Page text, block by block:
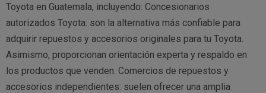
Toyota en Guatemala, incluyendo: Concesionarios
autorizados Toyota: son la alternativa más confiable para
adquirir repuestos y accesorios originales para tu Toyota.
Asimismo, proporcionan orientación experta y respaldo en
los productos que venden. Comercios de repuestos y
accesorios independientes: suelen ofrecer una amplia